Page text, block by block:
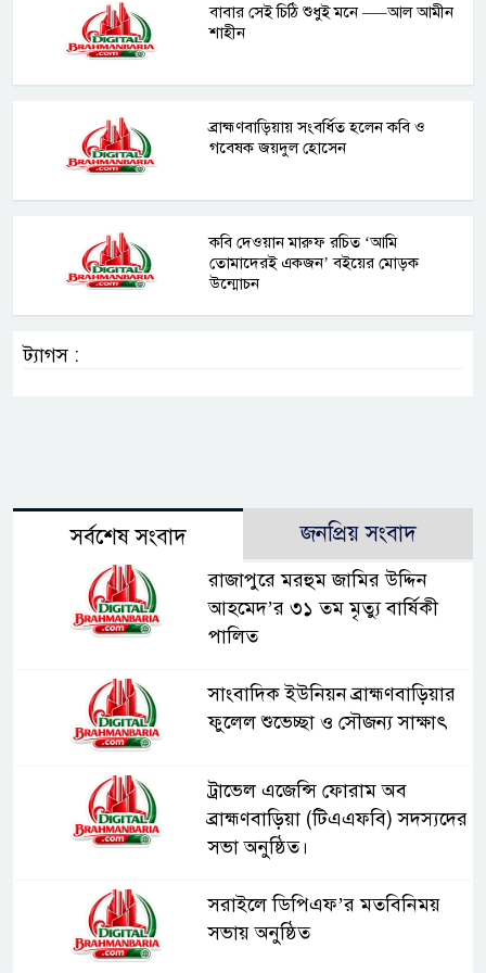
বাবার সেই চিঠি শুধুই মনে —–আল আমীন
শাহীন
ব্রাহ্মণবাড়িয়ায় সংবর্ধিত হলেন কবি ও
গবেষক জয়দুল হোসেন
কবি দেওয়ান মারুফ রচিত ‘আমি
তোমাদেরই একজন’ বইয়ের মোড়ক
উন্মোচন
ট্যাগস :
সর্বশেষ সংবাদ জনপ্রিয় সংবাদ
রাজাপুরে মরহুম জামির উদ্দিন
আহমেদ’র ৩১ তম মৃত্যু বার্ষিকী
পালিত
সাংবাদিক ইউনিয়ন ব্রাহ্মণবাড়িয়ার
ফুলেল শুভেচ্ছা ও সৌজন্য সাক্ষাৎ
ট্রাভেল এজেন্সি ফোরাম অব
ব্রাহ্মণবাড়িয়া (টিএএফবি) সদস্যদের
সভা অনুষ্ঠিত।
সরাইলে ডিপিএফ’র মতবিনিময়
সভায় অনুষ্ঠিত